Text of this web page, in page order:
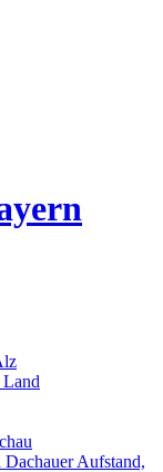
Land
Aufstand,